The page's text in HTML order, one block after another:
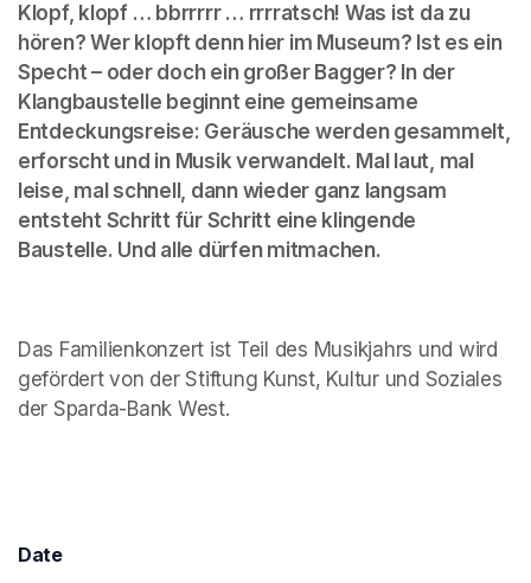
Klopf, klopf … bbrrrrr … rrrratsch! Was ist da zu
hören? Wer klopft denn hier im Museum? Ist es ein
Specht – oder doch ein großer Bagger? In der
Klangbaustelle beginnt eine gemeinsame
Entdeckungsreise: Geräusche werden gesammelt,
erforscht und in Musik verwandelt. Mal laut, mal
leise, mal schnell, dann wieder ganz langsam
entsteht Schritt für Schritt eine klingende
Baustelle. Und alle dürfen mitmachen.
Das Familienkonzert ist Teil des Musikjahrs und wird
gefördert von der Stiftung Kunst, Kultur und Soziales
der Sparda-Bank West.
Date